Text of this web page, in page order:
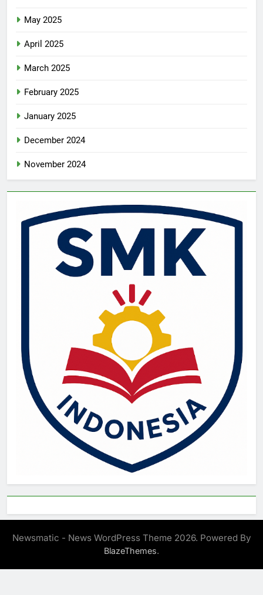
May 2025
April 2025
March 2025
February 2025
January 2025
December 2024
November 2024
Newsmatic - News WordPress Theme 2026. Powered By
BlazeThemes.